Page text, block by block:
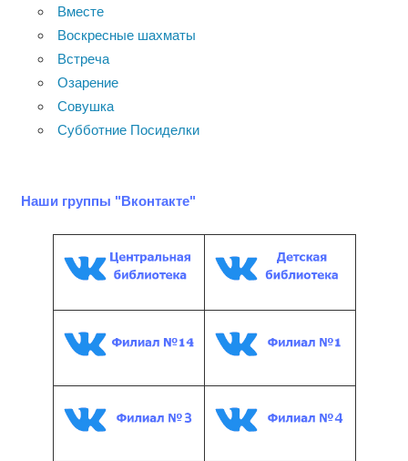
Вместе
Воскресные шахматы
Встреча
Озарение
Совушка
Субботние Посиделки
Наши группы "Вконтакте"